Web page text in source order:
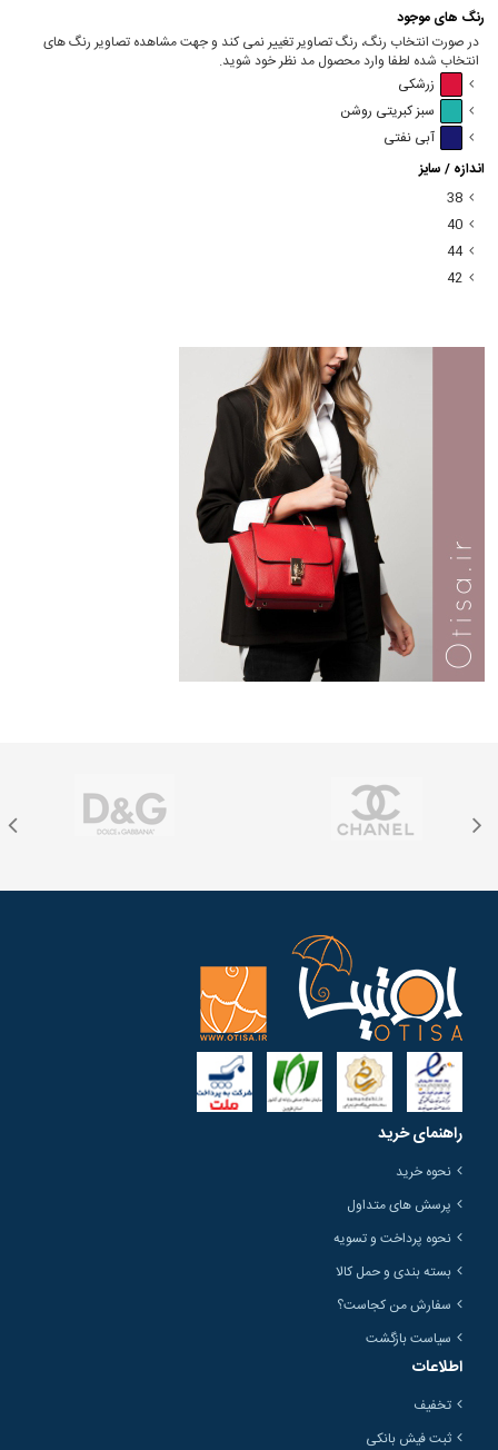
رنگ های موجود
در صورت انتخاب رنگ، رنگ تصاویر تغییر نمی کند و جهت مشاهده تصاویر رنگ های
انتخاب شده لطفا وارد محصول مد نظر خود شوید.
زرشکی
سبز کبریتی روشن
آبی نفتی
اندازه / سایز
38
40
44
42
راهنمای خرید
نحوه خرید
پرسش های متداول
نحوه پرداخت و تسویه
بسته بندی و حمل کالا
سفارش من کجاست؟
سیاست بازگشت
اطلاعات
تخفیف
ثبت فیش بانکی